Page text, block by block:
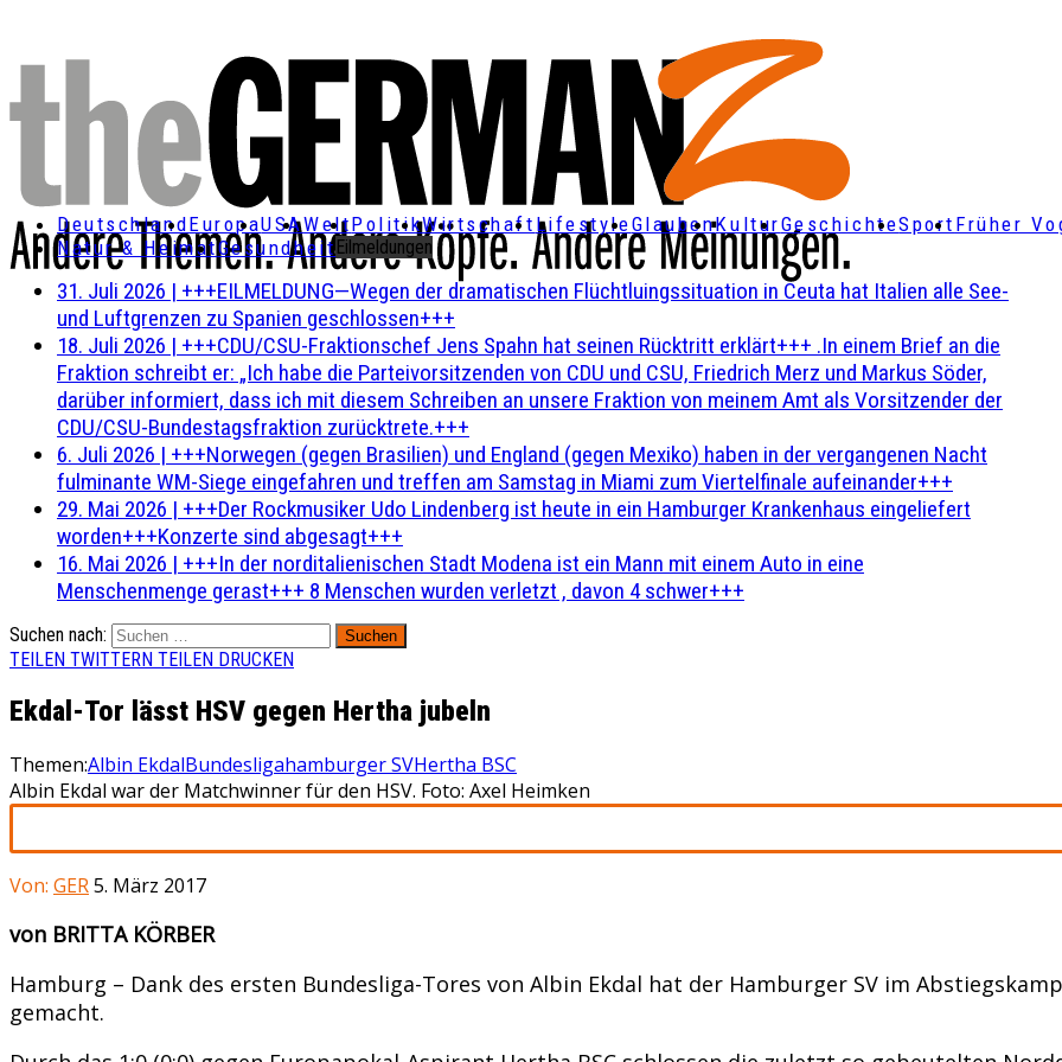
DeutschlandEuropaUSAWeltPolitikWirtschaft LifestyleGlaubenKulturGeschichteSport Früher
Natur & HeimatGesundheitEilmeldungen
31. Juli 2026 | +++EILMELDUNG—Wegen der dramatischen Flüchtluingssituation in Ceuta hat Italien alle See-
und Luftgrenzen zu Spanien geschlossen+++
18. Juli 2026 | +++CDU/CSU-Fraktionschef Jens Spahn hat seinen Rücktritt erklärt+++ .In einem Brief an die
Fraktion schreibt er: „Ich habe die Parteivorsitzenden von CDU und CSU, Friedrich Merz und Markus Söder,
darüber informiert, dass ich mit diesem Schreiben an unsere Fraktion von meinem Amt als Vorsitzender der
CDU/CSU-Bundestagsfraktion zurücktrete.+++
6. Juli 2026 | +++Norwegen (gegen Brasilien) und England (gegen Mexiko) haben in der vergangenen Nacht
fulminante WM-Siege eingefahren und treffen am Samstag in Miami zum Viertelfinale aufeinander+++
29. Mai 2026 | +++Der Rockmusiker Udo Lindenberg ist heute in ein Hamburger Krankenhaus eingeliefert
worden+++Konzerte sind abgesagt+++
16. Mai 2026 | +++In der norditalienischen Stadt Modena ist ein Mann mit einem Auto in eine
Menschenmenge gerast+++ 8 Menschen wurden verletzt , davon 4 schwer+++
Suchen nach:
TEILEN TWITTERN TEILEN DRUCKEN
Ekdal-Tor lässt HSV gegen Hertha jubeln
Themen:Albin EkdalBundesligahamburger SVHertha BSC
Albin Ekdal war der Matchwinner für den HSV. Foto: Axel Heimken
Von: GER5. März 2017
von BRITTA KÖRBER
Hamburg – Dank des ersten Bundesliga-Tores von Albin Ekdal hat der Hamburger SV im
gemacht.